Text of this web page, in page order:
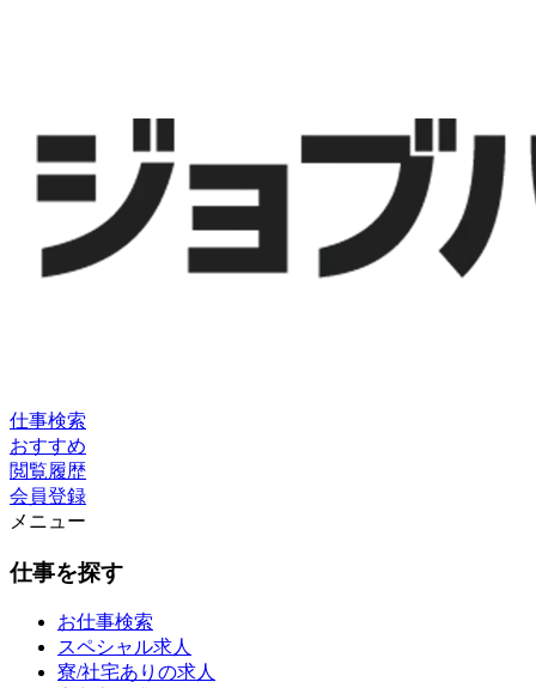
仕事検索
おすすめ
閲覧履歴
会員登録
メニュー
仕事を探す
お仕事検索
スペシャル求人
寮/社宅ありの求人